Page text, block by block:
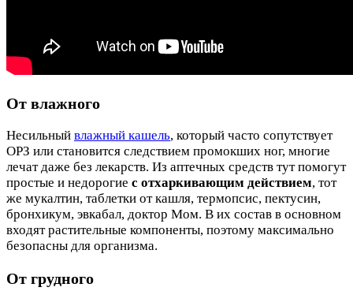
От влажного
Несильный влажный кашель, который часто сопутствует
ОРЗ или становится следствием промокших ног, многие
лечат даже без лекарств. Из аптечных средств тут помогут
простые и недорогие с отхаркивающим действием, тот
же мукалтин, таблетки от кашля, термопсис, пектусин,
бронхикум, эвкабал, доктор Мом. В их состав в основном
входят растительные компоненты, поэтому максимально
безопасны для организма.
От грудного